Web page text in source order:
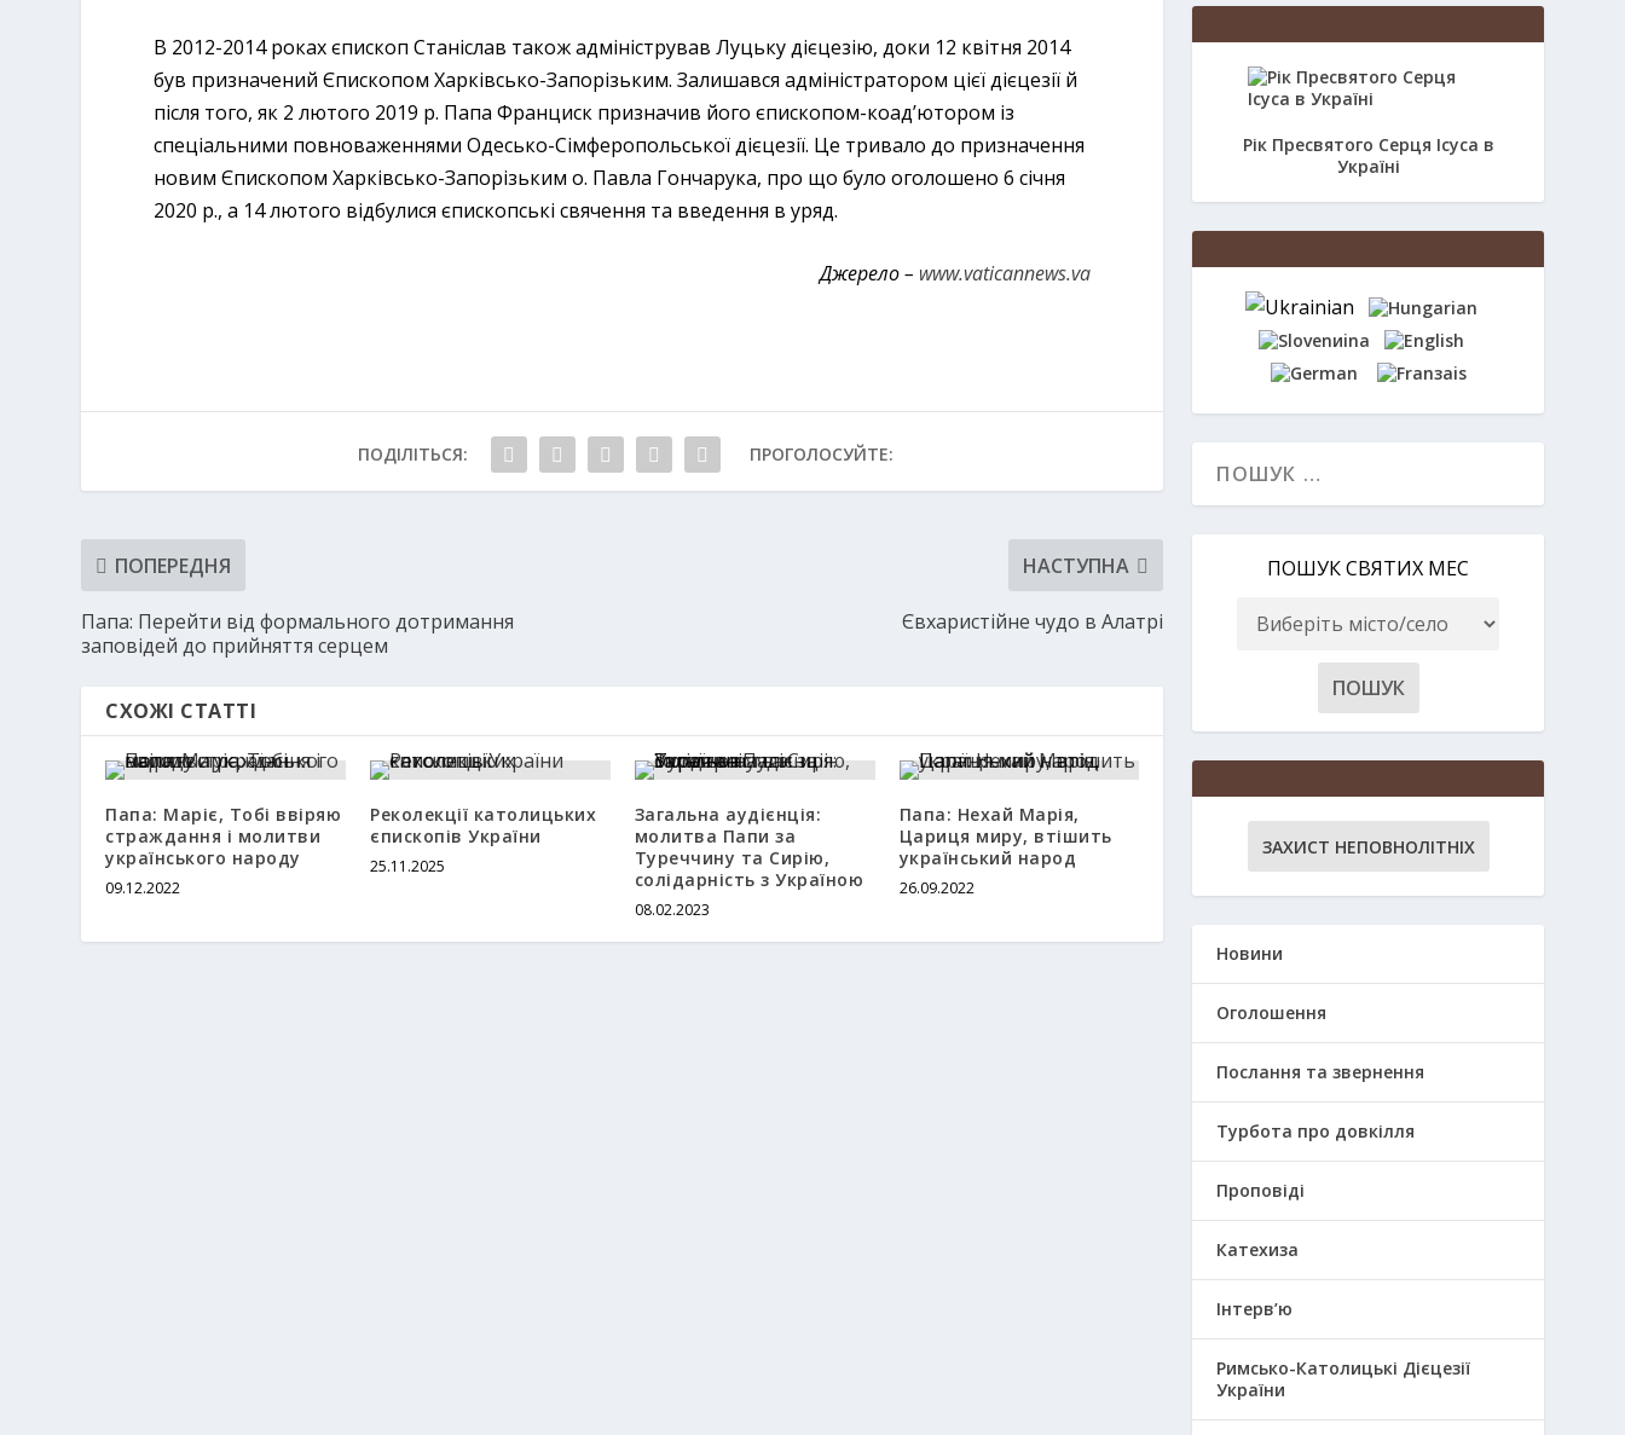
В 2012-2014 роках єпископ Станіслав також адміністрував Луцьку дієцезію, доки 12 квітня 2014
був призначений Єпископом Харківсько-Запорізьким. Залишався адміністратором цієї дієцезії й
після того, як 2 лютого 2019 р. Папа Франциск призначив його єпископом-коад’ютором із
спеціальними повноваженнями Одесько-Сімферопольської дієцезії. Це тривало до призначення
новим Єпископом Харківсько-Запорізьким о. Павла Гончарука, про що було оголошено 6 січня
2020 р., а 14 лютого відбулися єпископські свячення та введення в уряд.
Джерело – www.vaticannews.va
ПОДІЛІТЬСЯ: ПРОГОЛОСУЙТЕ:
ПОПЕРЕДНЯ
Папа: Перейти від формального дотримання
заповідей до прийняття серцем
НАСТУПНА
Євхаристійне чудо в Алатрі
СХОЖІ СТАТТІ
Папа: Маріє, Тобі ввіряю
страждання і молитви
українського народу
09.12.2022
Реколекції католицьких
єпископів України
25.11.2025
Загальна аудієнція:
молитва Папи за
Туреччину та Сирію,
солідарність з Україною
08.02.2023
Папа: Нехай Марія,
Цариця миру, втішить
український народ
26.09.2022
Рік Пресвятого Серця Ісуса в
Україні
ПОШУК СВЯТИХ МЕС
ЗАХИСТ НЕПОВНОЛІТНІХ
Новини
Оголошення
Послання та звернення
Турбота про довкілля
Проповіді
Катехиза
Інтерв’ю
Римсько-Католицькі Дієцезії
України